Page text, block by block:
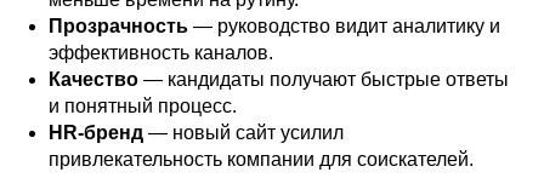
Прозрачность — руководство видит аналитику и
эффективность каналов.
Качество — кандидаты получают быстрые ответы
и понятный процесс.
HR-бренд — новый сайт усилил
привлекательность компании для соискателей.